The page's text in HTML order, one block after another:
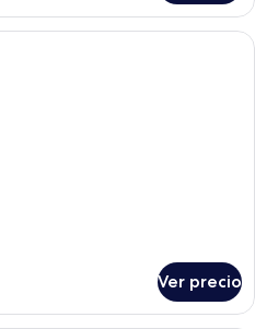
Habitación de hotel con dos camas,
Ver precio